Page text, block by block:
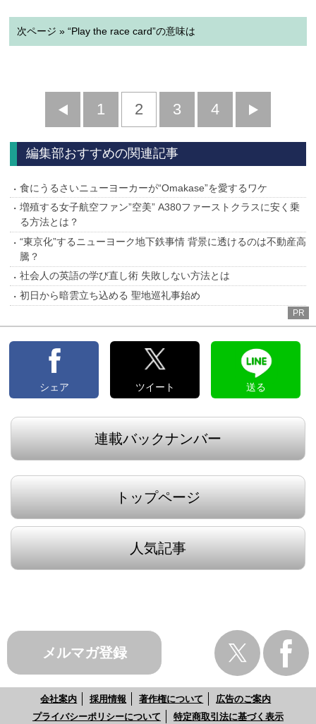
次ページ » “Play the race card”の意味は
前
へ
1 2 3 4
へ
編集部おすすめの関連記事
食にうるさいニューヨーカーが“Omakase”を愛するワケ
増殖する女子航空ファン”空美” A380ファーストクラスに安く乗
る方法とは？
“東京化”するニューヨーク地下鉄事情 背景に透けるのは不動産高
騰？
社会人の英語の学び直し術 失敗しない方法とは
初日から暗雲立ち込める 聖地巡礼事始め
PR
シェア ツイート 送る
連載バックナンバー
トップページ
人気記事
メルマガ登録
会社案内 採用情報 著作権について
広告のご案内
プライバシーポリシーについて
特定商取引法に基づく表示